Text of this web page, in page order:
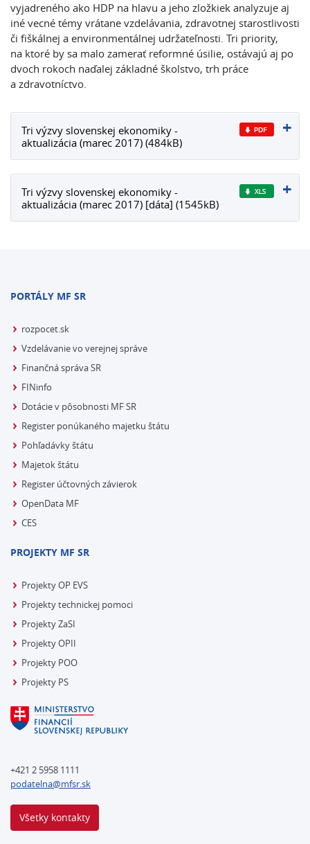
vyjadreného ako HDP na hlavu a jeho zložkiek analyzuje aj
iné vecné témy vrátane vzdelávania, zdravotnej starostlivosti
či fiškálnej a environmentálnej udržateľnosti. Tri priority,
na ktoré by sa malo zamerať reformné úsilie, ostávajú aj po
dvoch rokoch naďalej základné školstvo, trh práce
a zdravotníctvo.
Tri výzvy slovenskej ekonomiky -
aktualizácia (marec 2017) (484kB)
Tri výzvy slovenskej ekonomiky -
aktualizácia (marec 2017) [dáta] (1545kB)
PORTÁLY MF SR
rozpocet.sk
Vzdelávanie vo verejnej správe
Finančná správa SR
FINinfo
Dotácie v pôsobnosti MF SR
Register ponúkaného majetku štátu
Pohľadávky štátu
Majetok štátu
Register účtovných závierok
OpenData MF
CES
PROJEKTY MF SR
Projekty OP EVS
Projekty technickej pomoci
Projekty ZaSI
Projekty OPII
Projekty POO
Projekty PS
+421 2 5958 1111
podatelna@mfsr.sk
Všetky kontakty